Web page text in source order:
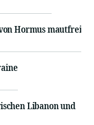
Hormus mautfrei
Libanon und